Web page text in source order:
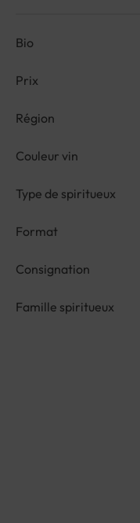
Bio
Prix
Région
Couleur vin
Type de spiritueux
Format
Consignation
Famille spiritueux